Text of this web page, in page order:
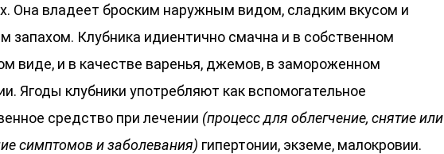
Она владеет броским наружным видом, сладким вкусом и
запахом. Клубника идиентично смачна и в собственном
виде, и в качестве варенья, джемов, в замороженном
Ягоды клубники употребляют как вспомогательное
средство при лечении (процесс для облегчение, снятие или
симптомов и заболевания) гипертонии, экземе, малокровии.